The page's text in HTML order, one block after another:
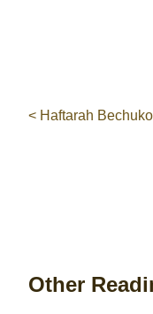
< Haftarah
Other